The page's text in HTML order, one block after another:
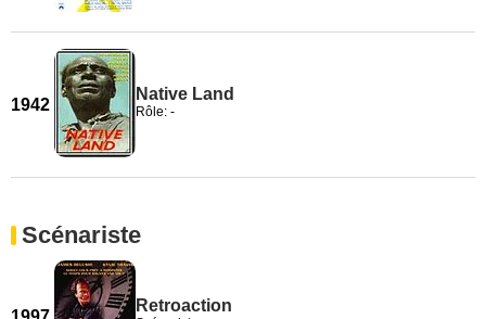
1942
Native Land
Rôle: -
Scénariste
Retroaction